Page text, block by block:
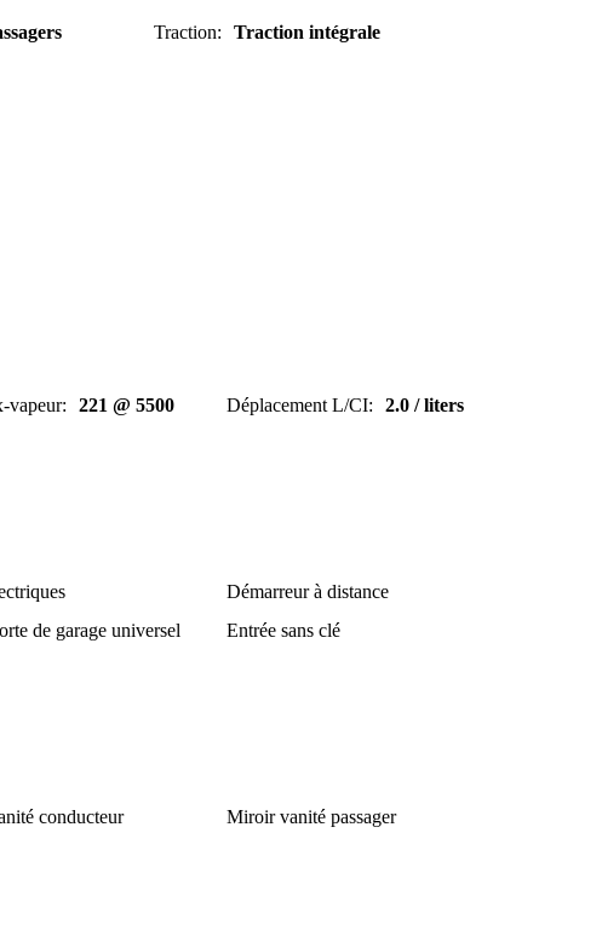
Traction: Traction intégrale
vapeur: 221 @ 5500 Déplacement L/CI: 2.0 / liters
Démarreur à distance
de garage universel Entrée sans clé
conducteur
Miroir vanité passager